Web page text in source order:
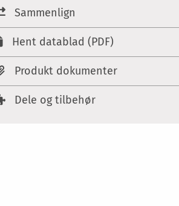
Sammenlign
Hent datablad (PDF)
Produkt dokumenter
Dele og tilbehør